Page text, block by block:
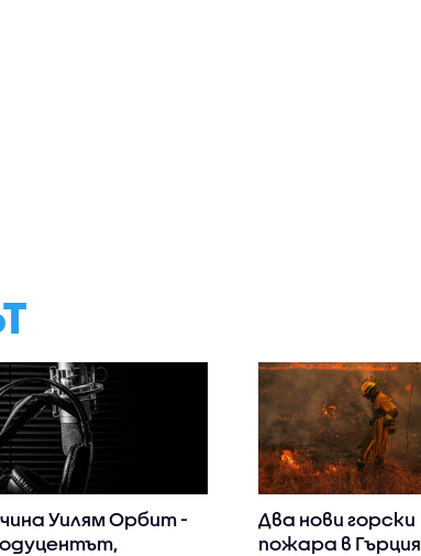
Уилям Орбит -
Два нови горски
пожара в Гърция